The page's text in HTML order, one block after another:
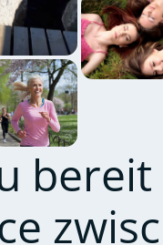
bereit